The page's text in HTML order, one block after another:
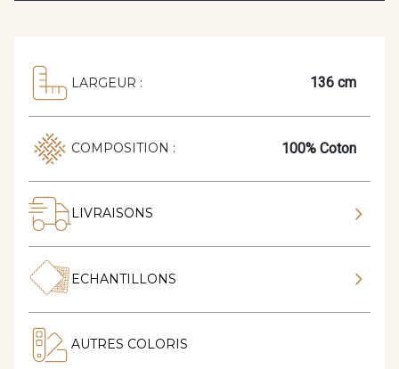
LARGEUR : 136 cm
COMPOSITION : 100% Coton
LIVRAISONS
ECHANTILLONS
AUTRES COLORIS